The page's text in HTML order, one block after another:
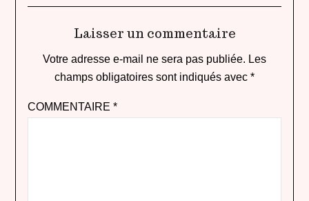
Laisser un commentaire
Votre adresse e-mail ne sera pas publiée. Les
champs obligatoires sont indiqués avec *
COMMENTAIRE *